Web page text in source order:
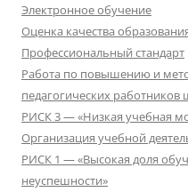
Электронное обучение
Оценка качества
Профессиональный стандарт
Работа по повышению и
педагогических работников
РИСК 3 — «Низкая учебная
Организация учебной
РИСК 1 — «Высокая доля
неуспешности»